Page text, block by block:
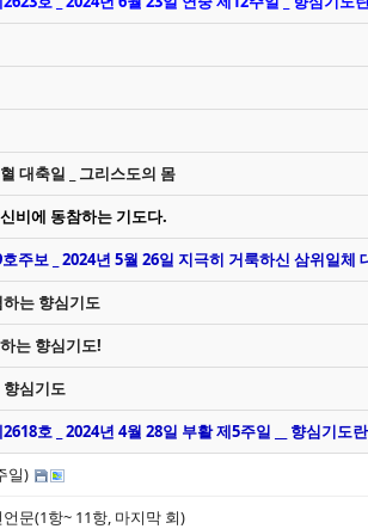
대축일 _ 그리스도의 몸
비에 동참하는 기도다.
주보 _ 2024년 5월 26일 지극히 거룩하신 삼위일체
는 향심기도
는 향심기도!
심기도
호 _ 2024년 4월 28일 부활 제5주일 __ 향심기도
일)
문(1항~ 11항, 마지막 회)